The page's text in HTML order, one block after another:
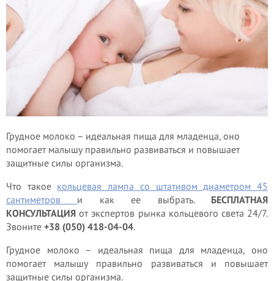
Грудное молоко – идеальная пища для младенца, оно
помогает малышу правильно развиваться и повышает
защитные силы организма.
Что такое кольцевая лампа со штативом диаметром 45
сантиметров и как ее выбрать. БЕСПЛАТНАЯ
КОНСУЛЬТАЦИЯ от экспертов рынка кольцевого света 24/7.
Звоните +38 (050) 418-04-04.
Грудное молоко – идеальная пища для младенца, оно
помогает малышу правильно развиваться и повышает
защитные силы организма.